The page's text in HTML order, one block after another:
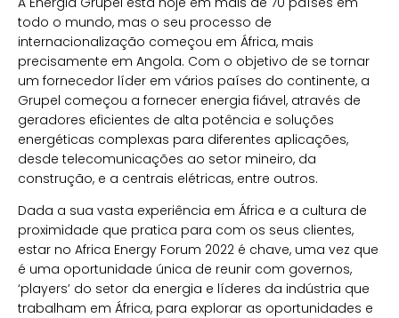
todo o mundo, mas o seu processo de
internacionalização começou em África, mais
precisamente em Angola. Com o objetivo de se tornar
um fornecedor líder em vários países do continente, a
Grupel começou a fornecer energia fiável, através de
geradores eficientes de alta potência e soluções
energéticas complexas para diferentes aplicações,
desde telecomunicações ao setor mineiro, da
construção, e a centrais elétricas, entre outros.
Dada a sua vasta experiência em África e a cultura de
proximidade que pratica para com os seus clientes,
estar no Africa Energy Forum 2022 é chave, uma vez que
é uma oportunidade única de reunir com governos,
‘players’ do setor da energia e líderes da indústria que
trabalham em África, para explorar as oportunidades e